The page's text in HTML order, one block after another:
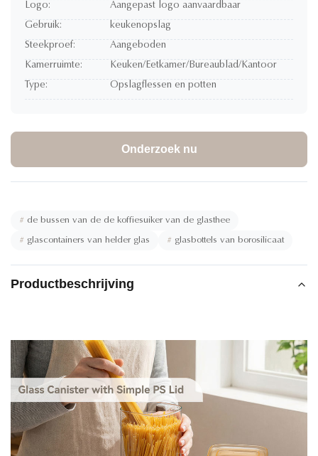
Logo:
Aangepast logo aanvaardbaar
Gebruik:
keukenopslag
Steekproef:
Aangeboden
Kamerruimte:
Keuken/Eetkamer/Bureaublad/Kantoor
Type:
Opslagflessen en potten
Onderzoek nu
# de bussen van de de koffiesuiker van de glasthee
# glascontainers van helder glas # glasbottels van borosilicaat
Productbeschrijving